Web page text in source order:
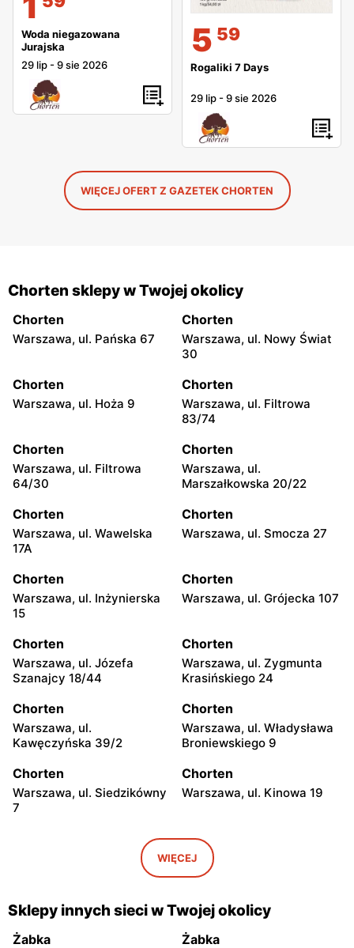
Woda niegazowana
Jurajska
29 lip -9 sie 2026
5 59
Rogaliki 7 Days
29 lip -9 sie 2026
WIĘCEJ OFERT Z GAZETEK CHORTEN
Chorten sklepy w Twojej okolicy
Chorten
Warszawa, ul. Pańska 67
Chorten
Warszawa, ul. Nowy Świat
30
Chorten
Warszawa, ul. Hoża 9
Chorten
Warszawa, ul. Filtrowa
83/74
Chorten
Warszawa, ul. Filtrowa
64/30
Chorten
Warszawa, ul.
Marszałkowska 20/22
Chorten
Warszawa, ul. Wawelska
17A
Chorten
Warszawa, ul. Smocza 27
Chorten
Warszawa, ul. Inżynierska
15
Chorten
Warszawa, ul. Grójecka 107
Chorten
Warszawa, ul. Józefa
Szanajcy 18/44
Chorten
Warszawa, ul. Zygmunta
Krasińskiego 24
Chorten
Warszawa, ul.
Kawęczyńska 39/2
Chorten
Warszawa, ul. Władysława
Broniewskiego 9
Chorten
Warszawa, ul. Siedzikówny
7
Chorten
Warszawa, ul. Kinowa 19
Chorten
Warszawa al. Stanów
Zjednoczonych 32/U1
Chorten
Warszawa, ul. Franciszka
Żymirskiego 7/168u
Chorten
Warszawa, ul. Wejherowska
20
WIĘCEJ
Sklepy innych sieci w Twojej okolicy
Żabka Żabka